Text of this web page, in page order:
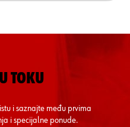
U TOKU
i saznajte među prvima
i specijalne ponude.